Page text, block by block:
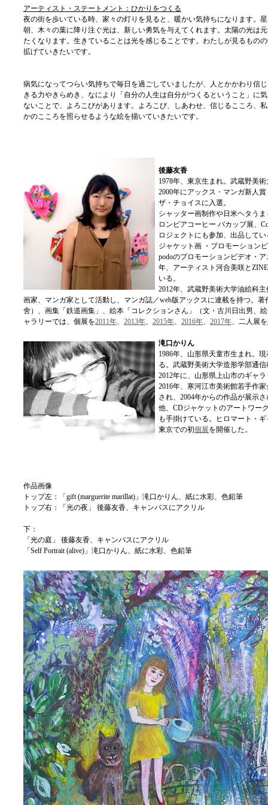
アーティスト・ステートメント：ひかりをつくる
夜の街を歩いている時、家々の灯りを見ると、暖かい気持ちになります。
朝、木々の葉に降り注ぐ光は、新しい勇気を与えてくれます。太陽の光は
たくなります。生きていることは光を感じることです。わたしが見るもの
拡げていきたいです。
病気になってつらい気持ちで毎日を過ごしていましたが、人とかかわり信
きる力やきらめき、なにより「自分の人生は自分がつくるということ」に
ないことで、よろこびがあります。よろこび、しあわせ、信じるこころ、
かのこころを照らせるような絵を描いていきたいです。
後藤友香
1978年、東京生まれ。武蔵野美
2000年にアックス・マンガ新人
ザ・チョイスに入選。
シャッター画制作や日米ヘタう
ロンビアコーヒー バカップ展、
ロジェクトにも参加、出品して
ジャケット画 ・プロモーション
podoのプロモーションビデオ・
年、アーティスト河合美咲と
いる。
2012年、武蔵野美術大学油絵科
画家、マンガ家として活動し、マンガ誌／web版アックスに連載を持つ。
舍）、画集「鉄道画集」、絵本「コレクションさん」（文・古川日出男、
ャラリーでは、個展を2011年、 2013年、 2015年、 2016年、 2017年、二人展を
滝口かりん
1986年、山形県天童市生まれ。
る。武蔵野美術大学造形学部通
2012年に、山形県上山市のギャ
2016年、寒河江市美術館若手作
され、2004年からの作品が展示
他、CDジャケットのアートワー
も手掛けている。ヒロマート・
東京での初個展を開催した。
作品画像
トップ左：「gift (marguerite marillat)」滝口かりん、紙に水彩、色鉛筆
トップ右：「光の夜」 後藤友香、キャンバスにアクリル
下：
「光の庭」 後藤友香、キャンバスにアクリル
「Self Portrait (alive)」滝口かりん、紙に水彩、色鉛筆